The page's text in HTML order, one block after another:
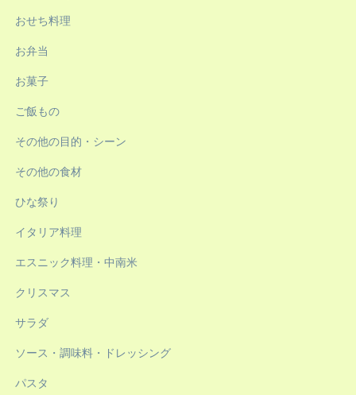
おせち料理
お弁当
お菓子
ご飯もの
その他の目的・シーン
その他の食材
ひな祭り
イタリア料理
エスニック料理・中南米
クリスマス
サラダ
ソース・調味料・ドレッシング
パスタ